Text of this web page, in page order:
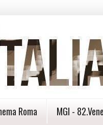
Roma MGI -